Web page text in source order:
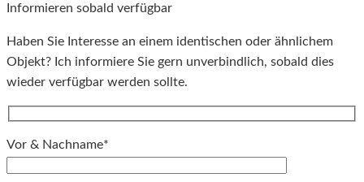
Informieren sobald verfügbar
Haben Sie Interesse an einem identischen oder ähnlichem
Objekt? Ich informiere Sie gern unverbindlich, sobald dies
wieder verfügbar werden sollte.
Vor & Nachname*